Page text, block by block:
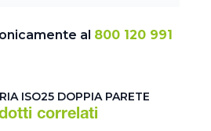
al 800 120 991
ISO25 DOPPIA PARETE
correlati